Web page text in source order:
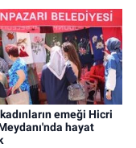
emeği Hicri
hayat